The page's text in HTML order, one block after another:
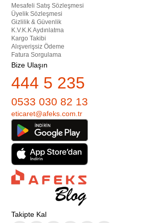
Mesafeli Satış Sözleşmesi
Üyelik Sözleşmesi
Gizlilik & Güvenlik
K.V.K.K Aydınlatma
Kargo Takibi
Alışverişsiz Ödeme
Fatura Sorgulama
Bize Ulaşın
444 5 235
0533 030 82 13
eticaret@afeks.com.tr
Takipte Kal